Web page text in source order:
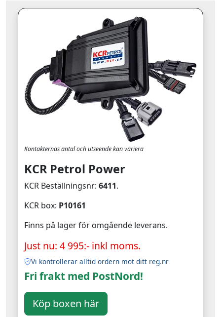
Kontakternas antal och utseende kan variera
KCR Petrol Power
KCR Beställningsnr: 6411.
KCR box: P10161
Finns på lager för omgående leverans.
Just nu: 4 995:- inkl moms.
Vi kontrollerar alltid ordern mot ditt reg.nr
Fri frakt med PostNord!